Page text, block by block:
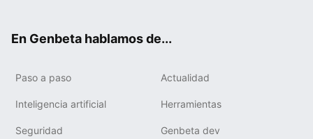
En Genbeta hablamos de...
Paso a paso Actualidad
Inteligencia artificial Herramientas
Seguridad Genbeta dev